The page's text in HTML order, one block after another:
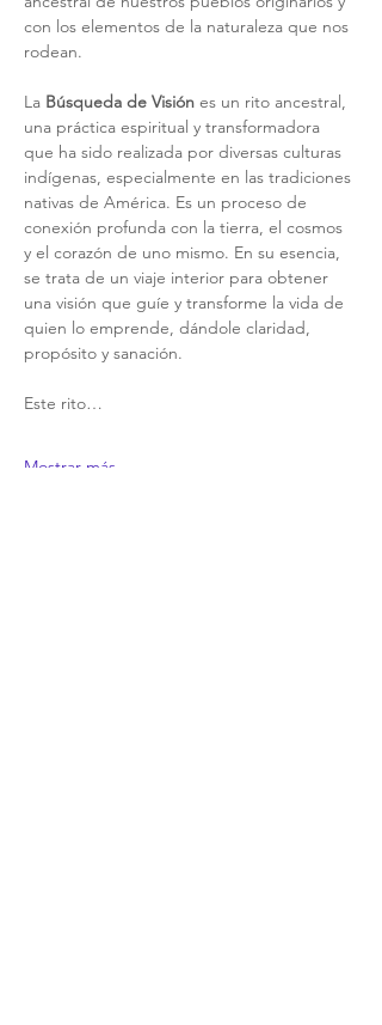
con los elementos de la naturaleza que nos
rodean.
La Búsqueda de Visión es un rito ancestral,
una práctica espiritual y transformadora
que ha sido realizada por diversas culturas
indígenas, especialmente en las tradiciones
nativas de América. Es un proceso de
conexión profunda con la tierra, el cosmos
y el corazón de uno mismo. En su esencia,
se trata de un viaje interior para obtener
una visión que guíe y transforme la vida de
quien lo emprende, dándole claridad,
propósito y sanación.
Este rito…
Mostrar más